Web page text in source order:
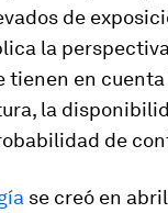
de
la
tienen en
la
de
se creó en